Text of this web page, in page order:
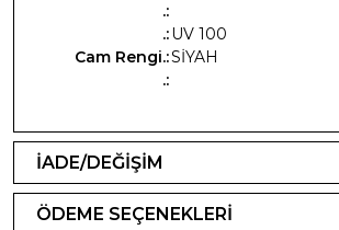
.:
.:UV 100
Cam Rengi.:SİYAH
.:
İADE/DEĞİŞİM
ÖDEME SEÇENEKLERİ